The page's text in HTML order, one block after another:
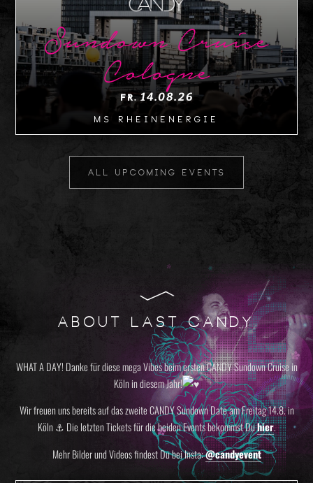
Sundown Cruise
Cologne
FR.14.08.26
MS Rheinenergie
all upcoming events
ABOUT LAST CANDY
WHAT A DAY! Danke für diese mega Vibes beim ersten CANDY Sundown Cruise in
Köln in diesem Jahr!
Wir freuen uns bereits auf das zweite CANDY Sundown Date am Freitag 14.8. in
Köln ⚓️ Die letzten Tickets für die beiden Events bekommst Duhier.
Mehr Bilder und Videos findest Du bei Insta:@candyevent